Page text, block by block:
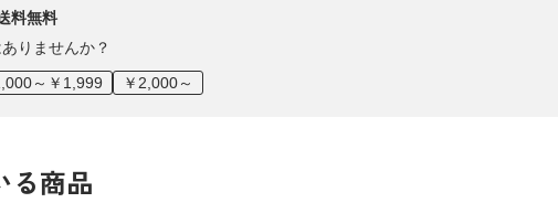
料無料
りませんか？
～￥1,999 ￥2,000～
る商品